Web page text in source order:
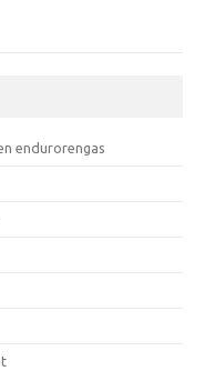
endurorengas